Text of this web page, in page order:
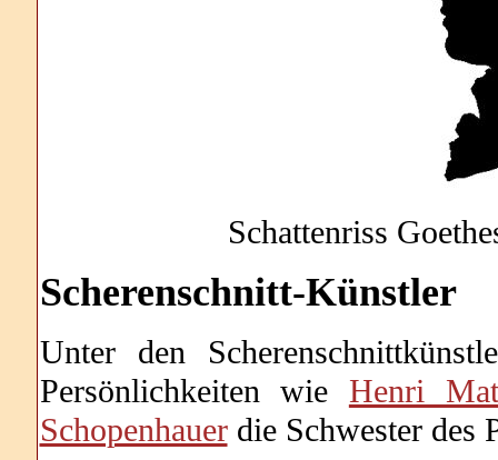
Schattenriss
Scherenschnitt-Künstler
Unter den
Persönlichkeiten wie Henri
Schopenhauerdie Schwester des